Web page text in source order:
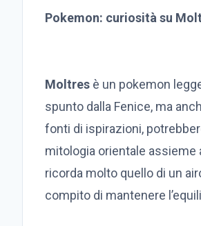
Pokemon: curiosità su
Moltres è un pokemon
spunto dalla Fenice, ma
fonti di ispirazioni,
mitologia orientale assieme
ricorda molto quello di un
compito di mantenere